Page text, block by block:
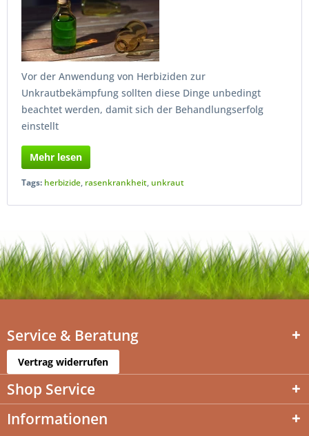
Vor der Anwendung von Herbiziden zur
Unkrautbekämpfung sollten diese Dinge unbedingt
beachtet werden, damit sich der Behandlungserfolg
einstellt
Mehr lesen
Tags: herbizide, rasenkrankheit, unkraut
Service & Beratung
Vertrag widerrufen
Shop Service
Informationen